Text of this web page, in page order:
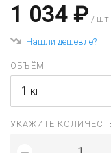
1 034 ₽ / шт
Нашли дешевле?
ОБЪЁМ
1 кг
УКАЖИТЕ